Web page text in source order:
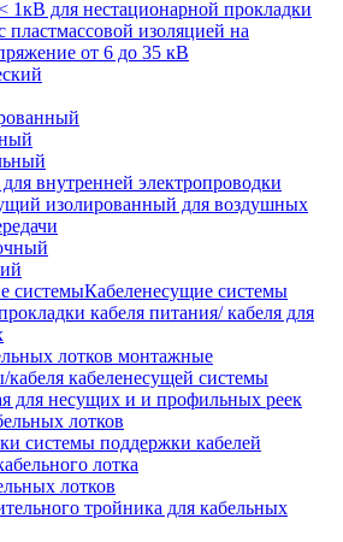
1кВ для нестационарной прокладки
пластмассовой изоляцией на
от 6 до 35 кВ
внутренней электропроводки
изолированный для воздушных
Кабеленесущие системы
кабеля питания/ кабеля для
лотков монтажные
кабеля кабеленесущей системы
для несущих и и профильных реек
лотков
системы поддержки кабелей
лотка
лотков
тройника для кабельных